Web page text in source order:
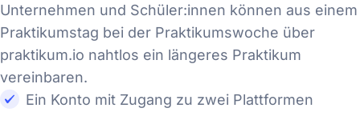
Unternehmen und Schüler:innen können aus einem
Praktikumstag bei der Praktikumswoche über
praktikum.io nahtlos ein längeres Praktikum
vereinbaren.
Ein Konto mit Zugang zu zwei Plattformen